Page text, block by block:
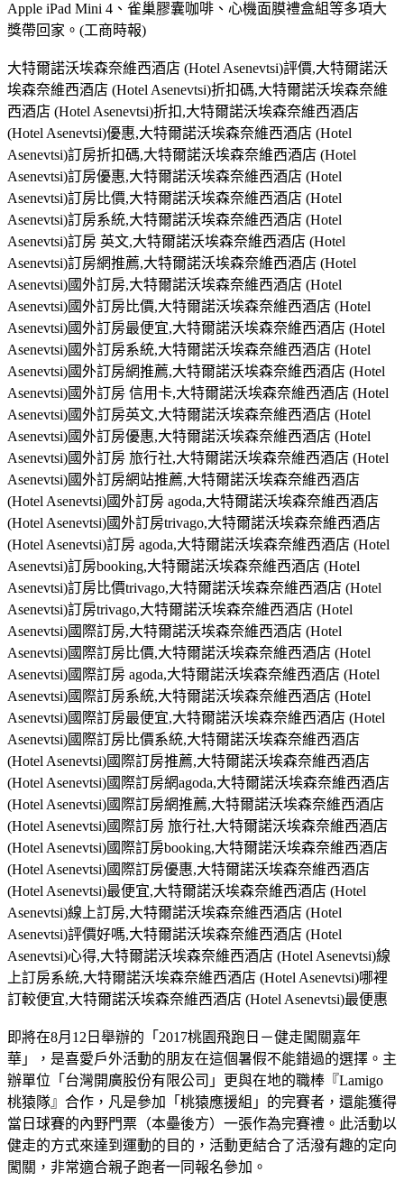
Apple iPad Mini 4、雀巢膠囊咖啡、心機面膜禮盒組等多項大
獎帶回家。(工商時報)
大特爾諾沃埃森奈維西酒店 (Hotel Asenevtsi)評價,大特爾諾沃
埃森奈維西酒店 (Hotel Asenevtsi)折扣碼,大特爾諾沃埃森奈維
西酒店 (Hotel Asenevtsi)折扣,大特爾諾沃埃森奈維西酒店
(Hotel Asenevtsi)優惠,大特爾諾沃埃森奈維西酒店 (Hotel
Asenevtsi)訂房折扣碼,大特爾諾沃埃森奈維西酒店 (Hotel
Asenevtsi)訂房優惠,大特爾諾沃埃森奈維西酒店 (Hotel
Asenevtsi)訂房比價,大特爾諾沃埃森奈維西酒店 (Hotel
Asenevtsi)訂房系統,大特爾諾沃埃森奈維西酒店 (Hotel
Asenevtsi)訂房 英文,大特爾諾沃埃森奈維西酒店 (Hotel
Asenevtsi)訂房網推薦,大特爾諾沃埃森奈維西酒店 (Hotel
Asenevtsi)國外訂房,大特爾諾沃埃森奈維西酒店 (Hotel
Asenevtsi)國外訂房比價,大特爾諾沃埃森奈維西酒店 (Hotel
Asenevtsi)國外訂房最便宜,大特爾諾沃埃森奈維西酒店 (Hotel
Asenevtsi)國外訂房系統,大特爾諾沃埃森奈維西酒店 (Hotel
Asenevtsi)國外訂房網推薦,大特爾諾沃埃森奈維西酒店 (Hotel
Asenevtsi)國外訂房 信用卡,大特爾諾沃埃森奈維西酒店 (Hotel
Asenevtsi)國外訂房英文,大特爾諾沃埃森奈維西酒店 (Hotel
Asenevtsi)國外訂房優惠,大特爾諾沃埃森奈維西酒店 (Hotel
Asenevtsi)國外訂房 旅行社,大特爾諾沃埃森奈維西酒店 (Hotel
Asenevtsi)國外訂房網站推薦,大特爾諾沃埃森奈維西酒店
(Hotel Asenevtsi)國外訂房 agoda,大特爾諾沃埃森奈維西酒店
(Hotel Asenevtsi)國外訂房trivago,大特爾諾沃埃森奈維西酒店
(Hotel Asenevtsi)訂房 agoda,大特爾諾沃埃森奈維西酒店 (Hotel
Asenevtsi)訂房booking,大特爾諾沃埃森奈維西酒店 (Hotel
Asenevtsi)訂房比價trivago,大特爾諾沃埃森奈維西酒店 (Hotel
Asenevtsi)訂房trivago,大特爾諾沃埃森奈維西酒店 (Hotel
Asenevtsi)國際訂房,大特爾諾沃埃森奈維西酒店 (Hotel
Asenevtsi)國際訂房比價,大特爾諾沃埃森奈維西酒店 (Hotel
Asenevtsi)國際訂房 agoda,大特爾諾沃埃森奈維西酒店 (Hotel
Asenevtsi)國際訂房系統,大特爾諾沃埃森奈維西酒店 (Hotel
Asenevtsi)國際訂房最便宜,大特爾諾沃埃森奈維西酒店 (Hotel
Asenevtsi)國際訂房比價系統,大特爾諾沃埃森奈維西酒店
(Hotel Asenevtsi)國際訂房推薦,大特爾諾沃埃森奈維西酒店
(Hotel Asenevtsi)國際訂房網agoda,大特爾諾沃埃森奈維西酒店
(Hotel Asenevtsi)國際訂房網推薦,大特爾諾沃埃森奈維西酒店
(Hotel Asenevtsi)國際訂房 旅行社,大特爾諾沃埃森奈維西酒店
(Hotel Asenevtsi)國際訂房booking,大特爾諾沃埃森奈維西酒店
(Hotel Asenevtsi)國際訂房優惠,大特爾諾沃埃森奈維西酒店
(Hotel Asenevtsi)最便宜,大特爾諾沃埃森奈維西酒店 (Hotel
Asenevtsi)線上訂房,大特爾諾沃埃森奈維西酒店 (Hotel
Asenevtsi)評價好嗎,大特爾諾沃埃森奈維西酒店 (Hotel
Asenevtsi)心得,大特爾諾沃埃森奈維西酒店 (Hotel Asenevtsi)線
上訂房系統,大特爾諾沃埃森奈維西酒店 (Hotel Asenevtsi)哪裡
訂較便宜,大特爾諾沃埃森奈維西酒店 (Hotel Asenevtsi)最便惠
即將在8月12日舉辦的「2017桃園飛跑日－健走闖關嘉年
華」，是喜愛戶外活動的朋友在這個暑假不能錯過的選擇。主
辦單位「台灣開廣股份有限公司」更與在地的職棒『Lamigo
桃猿隊』合作，凡是參加「桃猿應援組」的完賽者，還能獲得
當日球賽的內野門票（本壘後方）一張作為完賽禮。此活動以
健走的方式來達到運動的目的，活動更結合了活潑有趣的定向
闖關，非常適合親子跑者一同報名參加。